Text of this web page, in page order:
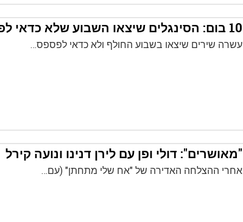
10 בום: הסינגלים שיצאו השבוע שלא כדאי לפספס
עשרה שירים שיצאו בשבוע החולף ולא כדאי לפספס…
"מאושרים": דולי ופן עם לירן דנינו ונועה קירל
אחרי ההצלחה האדירה של "אח שלי מתחתן" (עם…